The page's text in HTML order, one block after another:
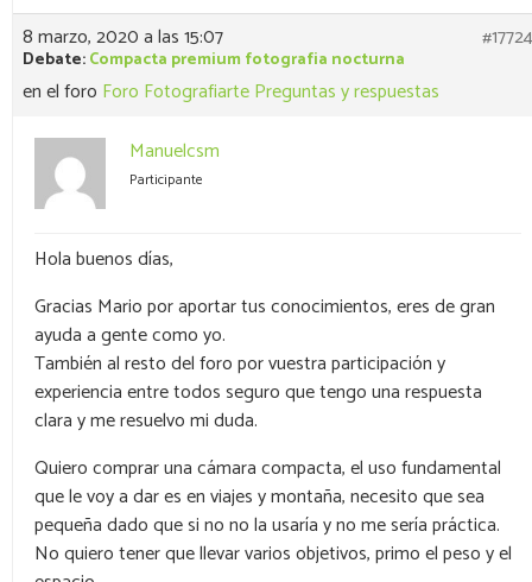
8 marzo, 2020 a las 15:07
#17724
Debate:Compacta premium fotografia nocturna
en el foro Foro Fotografiarte Preguntas y respuestas
Manuelcsm
Participante
Hola buenos días,
Gracias Mario por aportar tus conocimientos, eres de gran
ayuda a gente como yo.
También al resto del foro por vuestra participación y
experiencia entre todos seguro que tengo una respuesta
clara y me resuelvo mi duda.
Quiero comprar una cámara compacta, el uso fundamental
que le voy a dar es en viajes y montaña, necesito que sea
pequeña dado que si no no la usaría y no me sería práctica.
No quiero tener que llevar varios objetivos, primo el peso y el